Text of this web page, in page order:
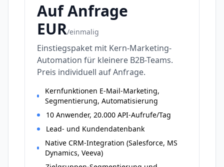
Auf Anfrage
EUR/einmalig
Einstiegspaket mit Kern-Marketing-
Automation für kleinere B2B-Teams.
Preis individuell auf Anfrage.
Kernfunktionen E-Mail-Marketing,
Segmentierung, Automatisierung
10 Anwender, 20.000 API-Aufrufe/Tag
Lead- und Kundendatenbank
Native CRM-Integration (Salesforce, MS
Dynamics, Veeva)